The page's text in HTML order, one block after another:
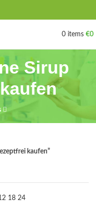
0 items €0
Sirup
kaufen”
18 24